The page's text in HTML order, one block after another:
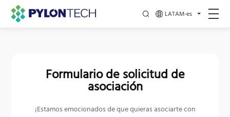
LATAM-es
Formulario de solicitud de
asociación
¡Estamos emocionados de que quieras asociarte con